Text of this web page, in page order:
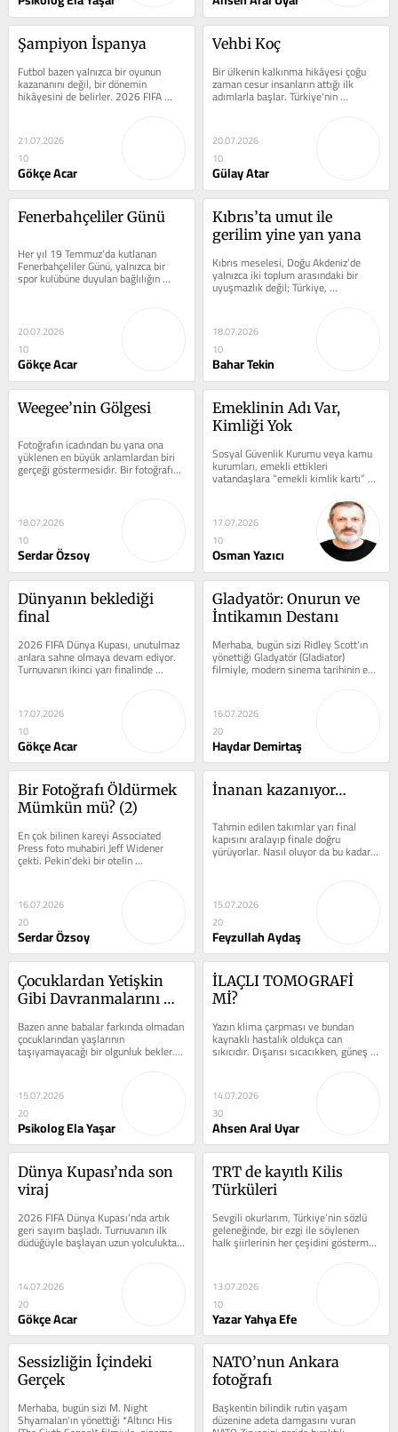
Şampiyon İspanya
Futbol bazen yalnızca bir oyunun
kazananını değil, bir dönemin
hikâyesini de belirler. 2026 FIFA
Dünya Kupası Finali de tam olarak
21.07.2026
10
Gökçe Acar
Vehbi Koç
Bir ülkenin kalkınma hikâyesi çoğu
zaman cesur insanların attığı ilk
adımlarla başlar. Türkiye'nin
sanayileşme serüveninde bu...
20.07.2026
10
Gülay Atar
Fenerbahçeliler Günü
Her yıl 19 Temmuz'da kutlanan
Fenerbahçeliler Günü, yalnızca bir
spor kulübüne duyulan bağlılığın
değil; nesilden nesile aktarılan...
20.07.2026
10
Gökçe Acar
Kıbrıs’ta umut ile
gerilim yine yan yana
Kıbrıs meselesi, Doğu Akdeniz’de
yalnızca iki toplum arasındaki bir
uyuşmazlık değil; Türkiye,
Yunanistan, Avrupa Birliği,
18.07.2026
10
Bahar Tekin
Weegee’nin Gölgesi
Fotoğrafın icadından bu yana ona
yüklenen en büyük anlamlardan biri
gerçeği göstermesidir. Bir fotoğrafın,
yaşanmış bir anın kanıtı...
18.07.2026
10
Serdar Özsoy
Emeklinin Adı Var,
Kimliği Yok
Sosyal Güvenlik Kurumu veya kamu
kurumları, emekli ettikleri
vatandaşlara “emekli kimlik kartı”
vermiyor. Emeklisine kimlik kartı
17.07.2026
10
Osman Yazıcı
Dünyanın beklediği
final
2026 FIFA Dünya Kupası, unutulmaz
anlara sahne olmaya devam ediyor.
Turnuvanın ikinci yarı finalinde
Arjantin, İngiltere karşısında geriye...
17.07.2026
10
Gökçe Acar
Gladyatör: Onurun ve
İntikamın Destanı
Merhaba, bugün sizi Ridley Scott'ın
yönettiği Gladyatör (Gladiator)
filmiyle, modern sinema tarihinin en
görkemli destanlarından birine...
16.07.2026
20
Haydar Demirtaş
Bir Fotoğrafı Öldürmek
Mümkün mü? (2)
En çok bilinen kareyi Associated
Press foto muhabiri Jeff Widener
çekti. Pekin'deki bir otelin
balkonundan, yaralı halde çalışırken...
16.07.2026
20
Serdar Özsoy
İnanan kazanıyor…
Tahmin edilen takımlar yarı final
kapısını aralayıp finale doğru
yürüyorlar. Nasıl oluyor da bu kadar
zeki ve mücadeleci oluyorlar diye...
15.07.2026
20
Feyzullah Aydaş
Çocuklardan Yetişkin
Gibi Davranmalarını
Bazen anne babalar farkında olmadan
çocuklarından yaşlarının
taşıyamayacağı bir olgunluk bekler.
“Bir kere söyledim, anlaması lazım.”...
15.07.2026
20
Psikolog Ela Yaşar
İLAÇLI TOMOGRAFİ
Mİ?
Yazın klima çarpması ve bundan
kaynaklı hastalık oldukça can
sıkıcıdır. Dışarısı sıcacıkken, güneş
pırıl pırıl parlarken...
14.07.2026
30
Ahsen Aral Uyar
Dünya Kupası’nda son
viraj
2026 FIFA Dünya Kupası'nda artık
geri sayım başladı. Turnuvanın ilk
düdüğüyle başlayan uzun yolculukta
sona yalnızca dört takım...
14.07.2026
20
Gökçe Acar
TRT de kayıtlı Kilis
Türküleri
Sevgili okurlarım, Türkiye’nin sözlü
geleneğinde, bir ezgi ile söylenen
halk şiirlerinin her çeşidini göstermek
için en çok kullanılan...
13.07.2026
10
Yazar Yahya Efe
Sessizliğin İçindeki
Gerçek
Merhaba, bugün sizi M. Night
Shyamalan'ın yönettiği *Altıncı His
NATO’nun Ankara
fotoğrafı
Başkentin bilindik rutin yaşam
düzenine adeta damgasını vuran